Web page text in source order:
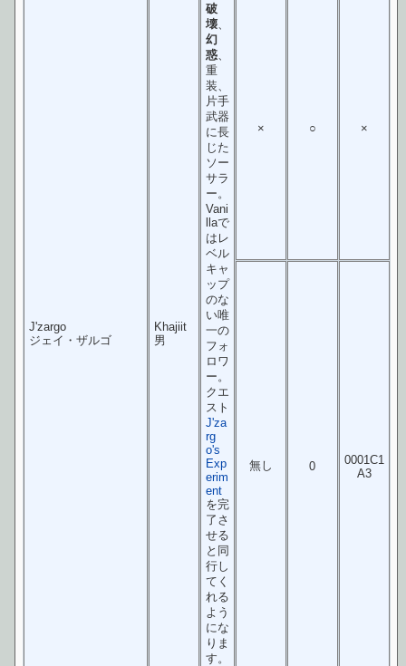
J'zargo
ジェイ・ザルゴ
Khajiit
男
破
壊、
幻
惑、
重
装、
片手
武器
に長
じた
ソー
サラ
ー。
Vani
llaで
はレ
ベル
キャ
ップ
のな
い唯
一の
フォ
ロワ
ー。
クエ
スト
J'za
rg
o's
Exp
erim
ent
を完
了さ
せる
と同
行し
てく
れる
よう
にな
りま
す。
× ○ ×
無し 0
0001C1
A3